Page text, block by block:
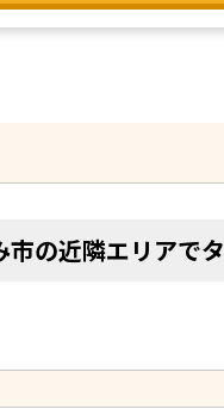
市の近隣エリアで